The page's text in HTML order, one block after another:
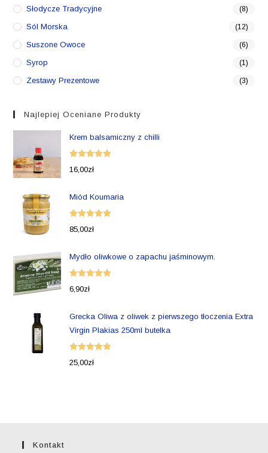
Słodycze Tradycyjne (8)
Sól Morska (12)
Suszone Owoce (6)
Syrop (1)
Zestawy Prezentowe (3)
Najlepiej Oceniane Produkty
Krem balsamiczny z chilli
Oceniono
16,00zł
Miód Koumaria
Oceniono
85,00zł
Mydło oliwkowe o zapachu jaśminowym.
Oceniono
6,90zł
Grecka Oliwa z oliwek z pierwszego tłoczenia Extra
Virgin Plakias 250ml butelka
Oceniono
25,00zł
Kontakt